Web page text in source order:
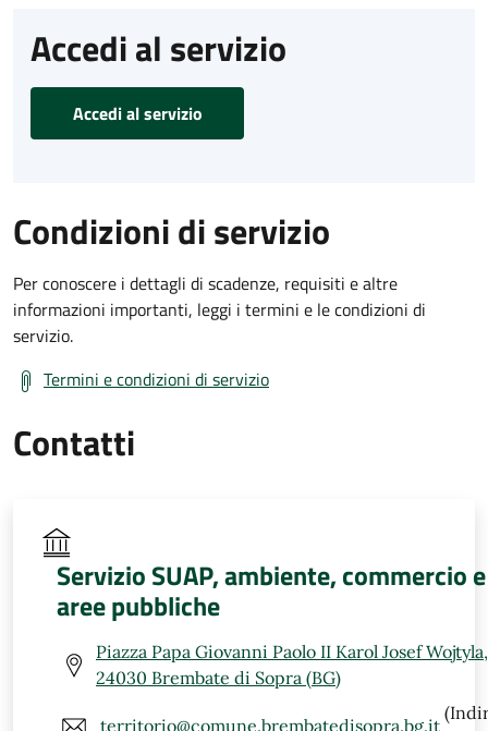
Accedi al servizio
Accedi al servizio
Condizioni di servizio
Per conoscere i dettagli di scadenze, requisiti e altre
informazioni importanti, leggi i termini e le condizioni di
servizio.
Termini e condizioni di servizio
Contatti
Servizio SUAP, ambiente, commercio e
aree pubbliche
Piazza Papa Giovanni Paolo II Karol Josef
24030 Brembate di Sopra (BG)
territorio@comune.brembatedisopra.bg.it